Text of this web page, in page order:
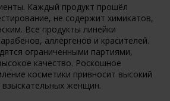
Каждый продукт прошёл
не содержит химикатов,
Все продукты линейки
аллергенов и красителей.
ограниченными партиями,
качество. Роскошное
косметики привносит высокий
женщин.